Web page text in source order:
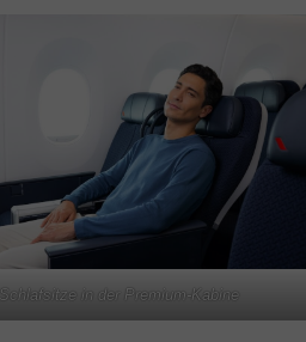
Schlafsitze in der Premium-Kabine